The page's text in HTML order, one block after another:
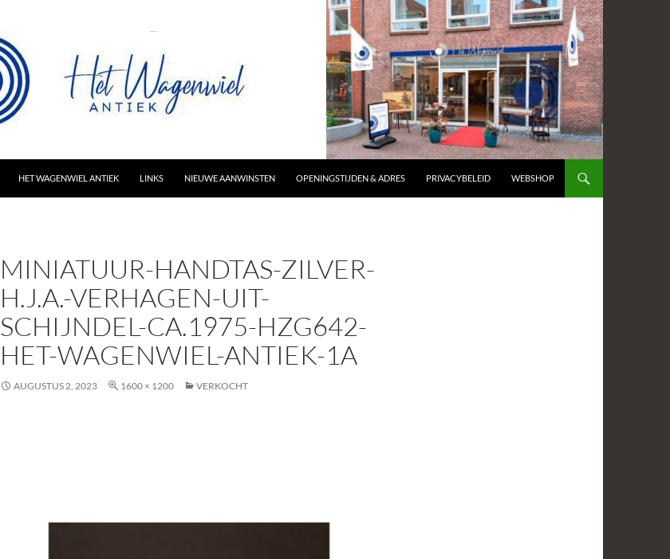
HET WAGENWIEL ANTIEK LINKS NIEUWE AANWINSTEN OPENINGSTIJDEN & ADRES PRIVACYBELEID WEBSHOP
MINIATUUR-HANDTAS-ZILVER-
H.J.A.-VERHAGEN-UIT-
SCHIJNDEL-CA.1975-HZG642-
HET-WAGENWIEL-ANTIEK-1A
AUGUSTUS 2, 2023 1600 × 1200 VERKOCHT